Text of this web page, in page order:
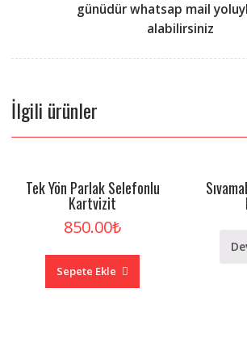
günüdür whatsap mail
alabilirsiniz
İlgili ürünler
Tek Yön Parlak Selefonlu
Kartvizit
850.00₺
Sepete Ekle